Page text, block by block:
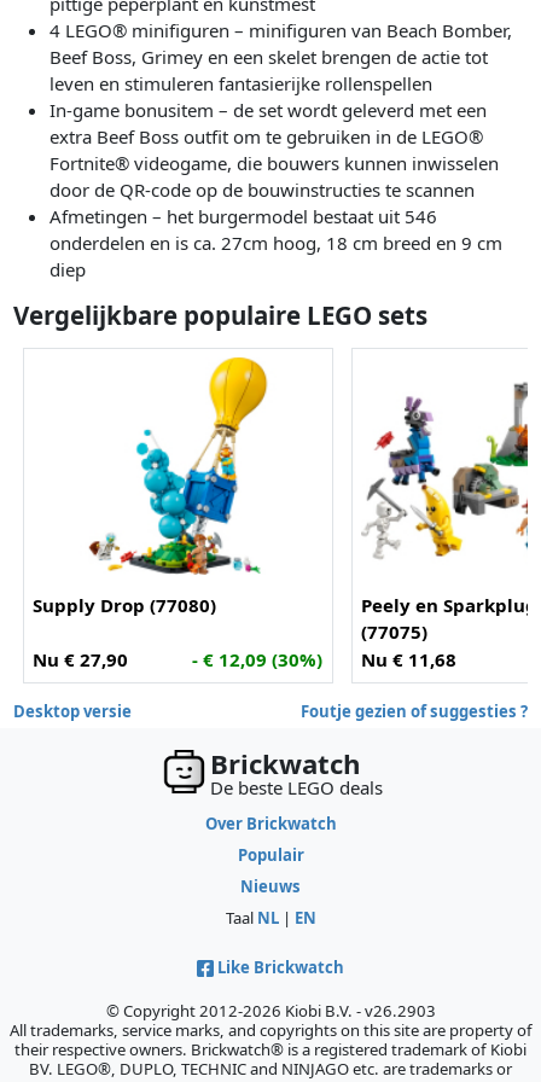
4 LEGO® minifiguren – minifiguren van Beach Bomber,
Beef Boss, Grimey en een skelet brengen de actie tot
leven en stimuleren fantasierijke rollenspellen
In-game bonusitem – de set wordt geleverd met een
extra Beef Boss outfit om te gebruiken in de LEGO®
Fortnite® videogame, die bouwers kunnen inwisselen
door de QR-code op de bouwinstructies te scannen
Afmetingen – het burgermodel bestaat uit 546
onderdelen en is ca. 27cm hoog, 18 cm breed en 9 cm
diep
Vergelijkbare populaire LEGO sets
Supply Drop (77080)
Nu € 27,90 - € 12,09 (30%)
Peely en
(77075)
Nu € 11,68
Desktop versie Foutje gezien of suggesties ?
Brickwatch
De beste LEGO deals
Over Brickwatch
Populair
Nieuws
Taal NL| EN
Like Brickwatch
© Copyright 2012-2026 Kiobi B.V. - v26.2903
All trademarks, service marks, and copyrights on this site are property of
their respective owners. Brickwatch® is a registered trademark of Kiobi
BV. LEGO®, DUPLO, TECHNIC and NINJAGO etc. are trademarks or